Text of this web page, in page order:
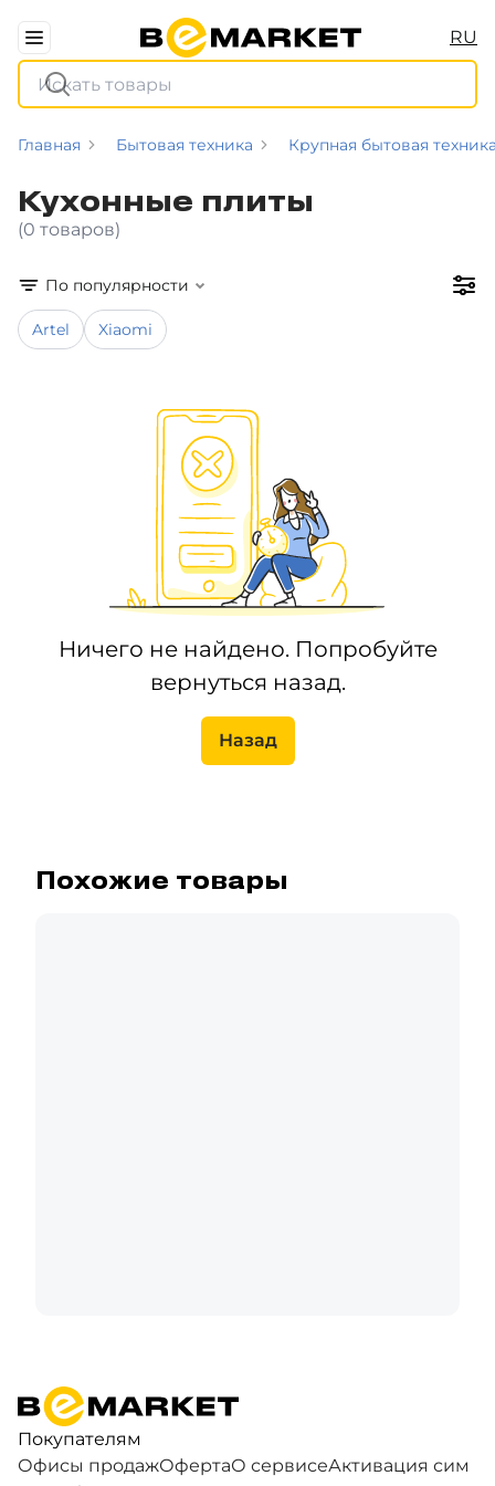
RU
Главная Бытовая техника Крупная бытовая
Кухонные плиты
(0 товаров)
По популярности
Artel Xiaomi
Ничего не найдено. Попробуйте
вернуться назад.
Назад
Похожие товары
Покупателям
Офисы продажОфертаО сервисеАктивация сим